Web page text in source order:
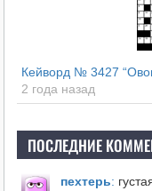
Кейворд № 3427
2 года назад
ПОСЛЕДНИЕ
пехтерь: